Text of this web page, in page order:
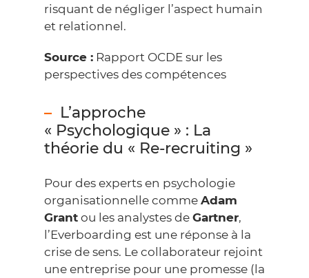
risquant de négliger l’aspect humain
et relationnel.
Source : Rapport OCDE sur les
perspectives des compétences
L’approche
« Psychologique » : La
théorie du « Re-recruiting »
Pour des experts en psychologie
organisationnelle comme Adam
Grant ou les analystes de Gartner,
l’Everboarding est une réponse à la
crise de sens. Le collaborateur rejoint
une entreprise pour une promesse (la